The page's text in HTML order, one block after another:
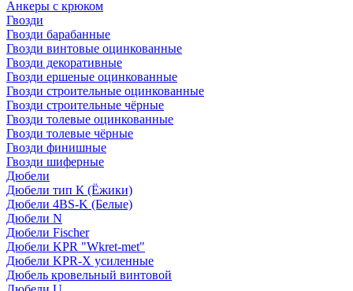
Анкеры с крюком
Гвозди
Гвозди барабанные
Гвозди винтовые оцинкованные
Гвозди декоративные
Гвозди ершеные оцинкованные
Гвозди строительные оцинкованные
Гвозди строительные чёрные
Гвозди толевые оцинкованные
Гвозди толевые чёрные
Гвозди финишные
Гвозди шиферные
Дюбели
Дюбели тип К (Ёжики)
Дюбели 4BS-K (Белые)
Дюбели N
Дюбели Fischer
Дюбели KPR "Wkret-met"
Дюбели KPR-Х усиленные
Дюбель кровельный винтовой